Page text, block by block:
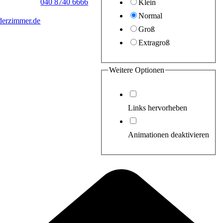
Klein
Normal
Groß
Extragroß
Weitere Optionen
Links hervorheben
Animationen deaktivieren